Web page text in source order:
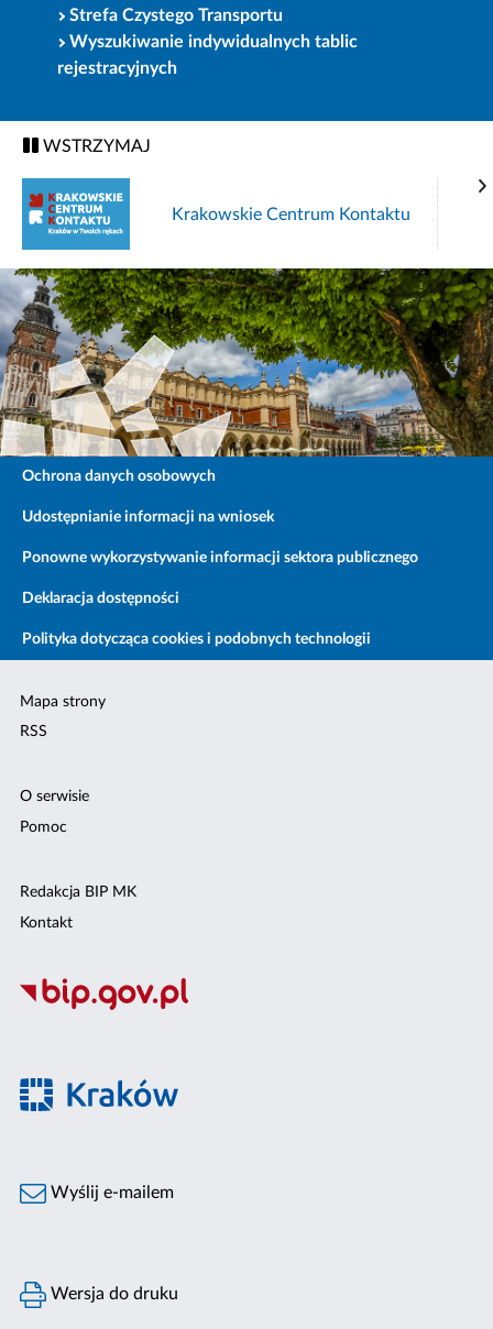
Strefa Czystego Transportu
Wyszukiwanie indywidualnych tablic
rejestracyjnych
WSTRZYMAJ
Krakowskie Centrum Kontaktu
Ochrona danych osobowych
Udostępnianie informacji na wniosek
Ponowne wykorzystywanie informacji sektora publicznego
Deklaracja dostępności
Polityka dotycząca cookies i podobnych technologii
Mapa strony
RSS
O serwisie
Pomoc
Redakcja BIP MK
Kontakt
Wyślij e-mailem
Wersja do druku